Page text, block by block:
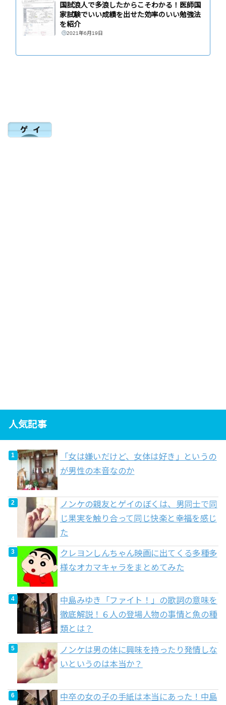
国試浪人で多浪したからこそわかる！医師国
家試験でいい成績を出せた効率のいい勉強法
を紹介
2021年6月19日
人気記事
「女は嫌いだけど、女体は好き」というの
が男性の本音なのか
ノンケの親友とゲイのぼくは、男同士で同
じ果実を触り合って同じ快楽と幸福を感じ
た
クレヨンしんちゃん映画に出てくる多種多
様なオカマキャラをまとめてみた
中島みゆき「ファイト！」の歌詞の意味を
徹底解説！６人の登場人物の事情と魚の種
類とは？
ノンケは男の体に興味を持ったり発情しな
いというのは本当か？
中卒の女の子の手紙は本当にあった！中島